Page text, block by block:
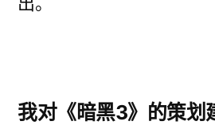
我对《暗黑3》的策划